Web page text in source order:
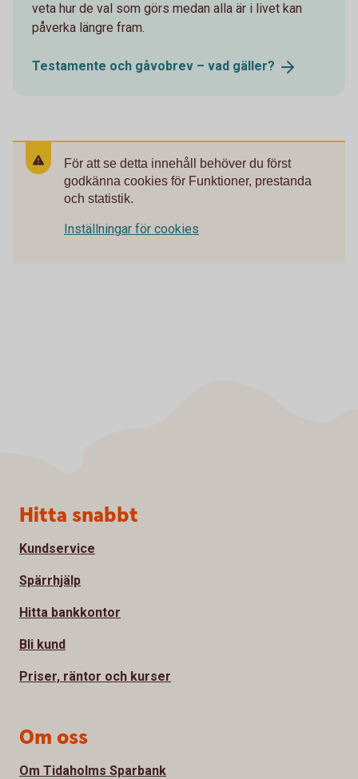
veta hur de val som görs medan alla är i livet kan
påverka längre fram.
Testamente och gåvobrev – vad gäller?
För att se detta innehåll behöver du först
godkänna cookies för Funktioner, prestanda
och statistik.
Inställningar för cookies
Sidfot
Hitta snabbt
Kundservice
Spärrhjälp
Hitta bankkontor
Bli kund
Priser, räntor och kurser
Om oss
Om Tidaholms Sparbank